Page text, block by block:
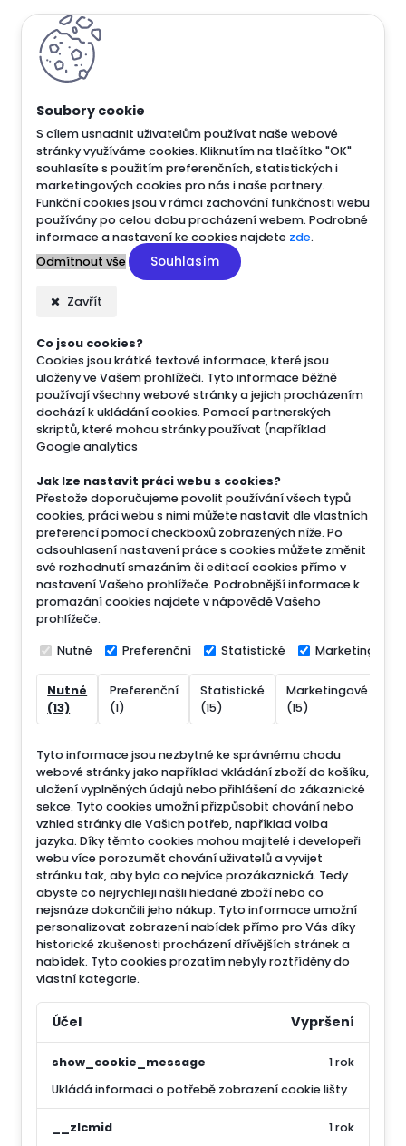
S cílem usnadnit uživatelům používat naše webové
stránky využíváme cookies. Kliknutím na tlačítko "OK"
souhlasíte s použitím preferenčních, statistických i
marketingových cookies pro nás i naše partnery.
Funkční cookies jsou v rámci zachování funkčnosti webu
používány po celou dobu procházení webem. Podrobné
informace a nastavení ke cookies najdete zde.
Odmítnout vše
Souhlasím
Zavřít
Co jsou cookies?
Cookies jsou krátké textové informace, které jsou
uloženy ve Vašem prohlížeči. Tyto informace běžně
používají všechny webové stránky a jejich procházením
dochází k ukládání cookies. Pomocí partnerských
skriptů, které mohou stránky používat (například
Google analytics
Jak lze nastavit práci webu s cookies?
Přestože doporučujeme povolit používání všech typů
cookies, práci webu s nimi můžete nastavit dle vlastních
preferencí pomocí checkboxů zobrazených níže. Po
odsouhlasení nastavení práce s cookies můžete změnit
své rozhodnutí smazáním či editací cookies přímo v
nastavení Vašeho prohlížeče. Podrobnější informace k
promazání cookies najdete v nápovědě Vašeho
prohlížeče.
Nutné Preferenční Statistické Marketingové
Nutné
(13)
Preferenční
(1)
Statistické
(15)
Marketingové
(15)
Tyto informace jsou nezbytné ke správnému chodu
webové stránky jako například vkládání zboží do košíku,
uložení vyplněných údajů nebo přihlášení do zákaznické
sekce. Tyto cookies umožní přizpůsobit chování nebo
vzhled stránky dle Vašich potřeb, například volba
jazyka. Díky těmto cookies mohou majitelé i developeři
webu více porozumět chování uživatelů a vyvijet
stránku tak, aby byla co nejvíce prozákaznická. Tedy
abyste co nejrychleji našli hledané zboží nebo co
nejsnáze dokončili jeho nákup. Tyto informace umožní
personalizovat zobrazení nabídek přímo pro Vás díky
historické zkušenosti procházení dřívějších stránek a
nabídek. Tyto cookies prozatím nebyly roztříděny do
vlastní kategorie.
Účel Vypršení
show_cookie_message
Ukládá informaci o potřebě zobrazení cookie lišty
1 rok
__zlcmid
1 rok